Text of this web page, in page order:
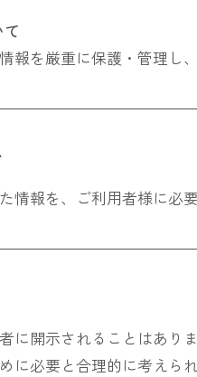
報を厳重に保護・管理し
情報を、ご利用者様に必
に開示されることはあり
に必要と合理的に考えら